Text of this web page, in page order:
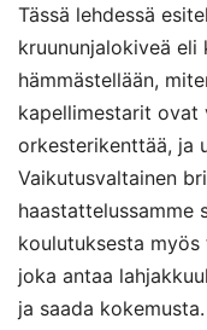
Tässä lehdessä
kruununjalokiveä eli
hämmästellään,
kapellimestarit ovat
orkesterikenttää, ja
Vaikutusvaltainen
haastattelussamme
koulutuksesta
joka antaa
ja saada